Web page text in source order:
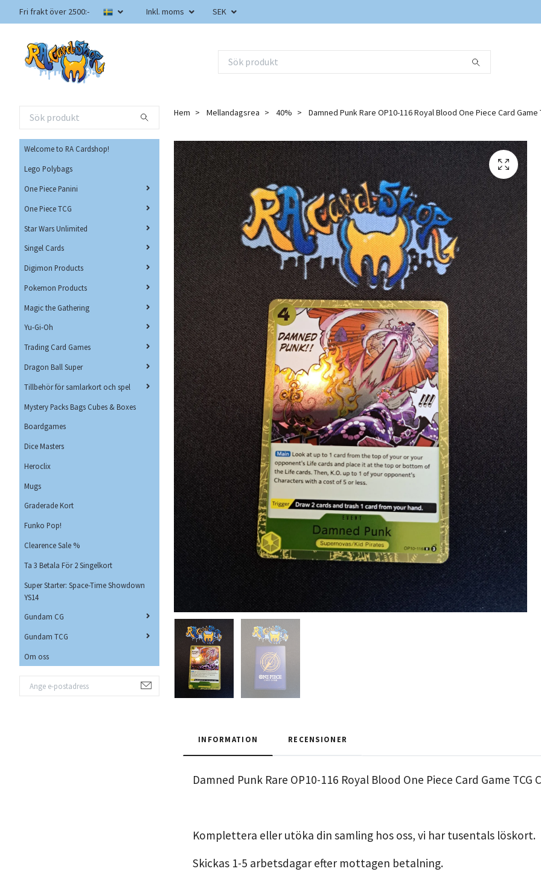
Fri frakt över 2500:- Inkl. moms SEK
Welcome to RA Cardshop!
Lego Polybags
One Piece Panini
One Piece TCG
Star Wars Unlimited
Singel Cards
Digimon Products
Pokemon Products
Magic the Gathering
Yu-Gi-Oh
Trading Card Games
Dragon Ball Super
Tillbehör för samlarkort och spel
Mystery Packs Bags Cubes & Boxes
Boardgames
Dice Masters
Heroclix
Mugs
Graderade Kort
Funko Pop!
Clearence Sale %
Ta 3 Betala För 2 Singelkort
Super Starter: Space-Time Showdown
YS14
Gundam CG
Gundam TCG
Om oss
Hem Mellandagsrea 40% Damned Punk Rare OP10-116 Royal Blood One Piece Card Game
INFORMATION RECENSIONER
Damned Punk Rare OP10-116 Royal Blood One Piece Card Game TCG
Komplettera eller utöka din samling hos oss, vi har tusentals löskort.
Skickas 1-5 arbetsdagar efter mottagen betalning.